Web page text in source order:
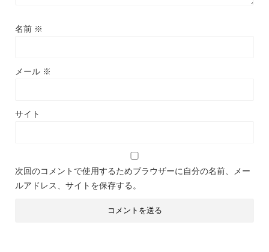
名前 ※
メール ※
サイト
次回のコメントで使用するためブラウザーに自分の名前、メー
ルアドレス、サイトを保存する。